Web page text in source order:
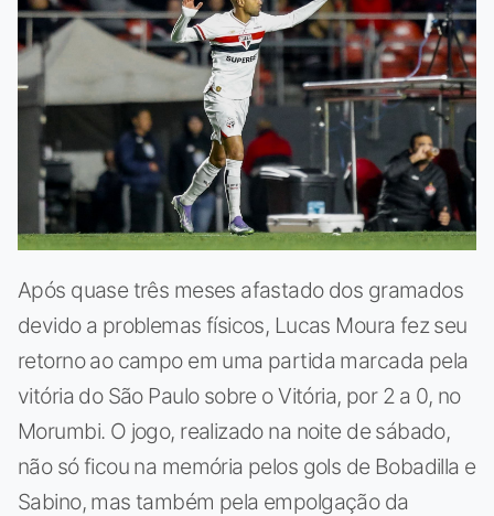
Após quase três meses afastado dos gramados
devido a problemas físicos, Lucas Moura fez seu
retorno ao campo em uma partida marcada pela
vitória do São Paulo sobre o Vitória, por 2 a 0, no
Morumbi. O jogo, realizado na noite de sábado,
não só ficou na memória pelos gols de Bobadilla e
Sabino, mas também pela empolgação da